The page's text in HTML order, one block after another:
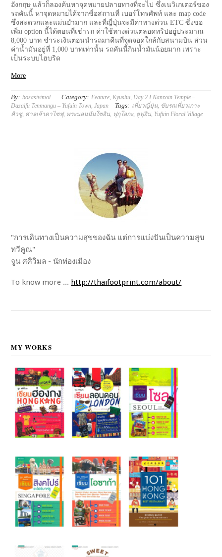
อังกฤษ แล้วก็ลองค้นหาจุดหมายปลายทางที่จะไป ซึ่งเนวิเกเตอร์ของ
รถคันนี้ หาจุดหมายได้จากชื่อสถานที่ เบอร์โทรศัพท์ และ map code
ซึ่งสะดวกและแม่นยำมาก และที่ญี่ปุ่นจะมีค่าทางด่วน ETC ซึ่งขอ
เพิ่ม option นี้ได้ตอนที่เช่ารถ ค่าใช้ทางด่วนตลอดทริปอยู่ประมาณ
8,000 บาท ชำระเงินตอนนำรถมาคืนที่จุดจอดใกล้กับสนามบิน ส่วน
ค่าน้ำมันอยู่ที่ 1,000 บาทเท่านั้น รถคันนี้กินน้ำมันน้อยมาก เพราะ
เป็นระบบไฮบริด
More
By: bosasivimol Category: Feature Kyushu Day 2 I Nanzoin Temple –
Dazaifu Tenmangu – Yufuin Town ,Japan Tags: เที่ยวญี่ปุ่น, ขับรถเที่ยวเกาะ
คิวชู, ศาลเจ้าดาไซฟุ, พระนอนนันโซอิน ฟุกุโอกะ, ยูฟุอิน Yufuin Floral Village
"การเดินทางเป็นความสุขของฉัน แต่การแบ่งปันเป็นความสุข
ทวีคูณ"
จูน ศศิวิมล - นักท่องเมือง
To know more ... http://thaifootprint.com/about/
MY WORKS